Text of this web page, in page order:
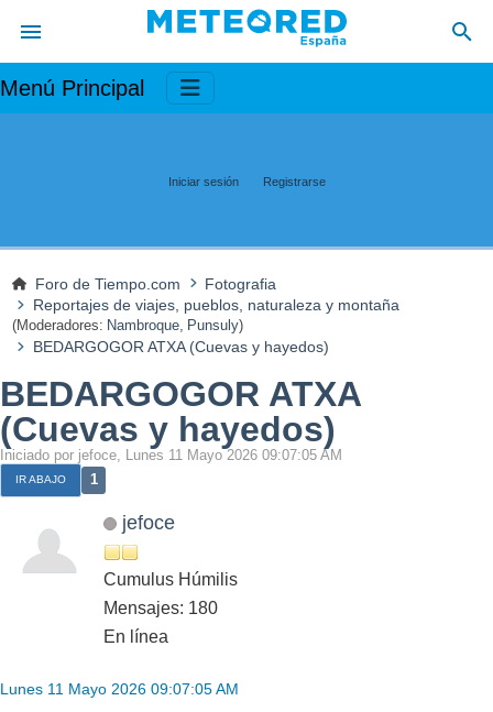
Menú Principal
Iniciar sesión Registrarse
Foro de Tiempo.com
Fotografia
Reportajes de viajes, pueblos, naturaleza y montaña
(Moderadores: Nambroque, Punsuly)
BEDARGOGOR ATXA (Cuevas y hayedos)
BEDARGOGOR ATXA
(Cuevas y hayedos)
Iniciado por jefoce, Lunes 11 Mayo 2026 09:07:05 AM
IR ABAJO 1
jefoce
Cumulus Húmilis
Mensajes: 180
En línea
Lunes 11 Mayo 2026 09:07:05 AM